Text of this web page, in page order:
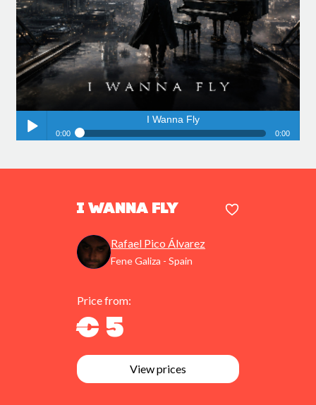
I Wanna Fly
Rafael Pico Álvarez
Fene Galiza - Spain
Price from:
€ 5
View prices
I Wanna Fly
0:00 0:00